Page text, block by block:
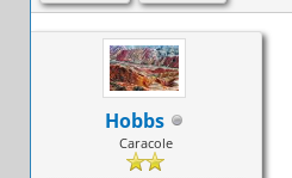
Hobbs
Caracole